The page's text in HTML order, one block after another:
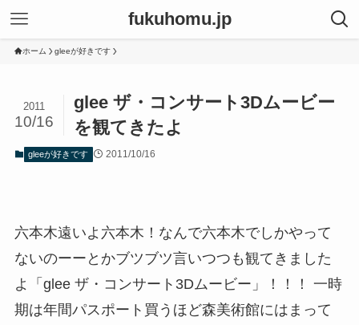
fukuhomu.jp
ホーム gleeが好きです
glee ザ・コンサート3Dムービー
を観てきたよ
2011
10/16
gleeが好きです 2011/10/16
六本木遠いよ六本木！なんで六本木でしかやって
ないのーーとかブツブツ言いつつも観てきました
よ「glee ザ・コンサート3Dムービー」！！！ 一時
期は年間パスポート買うほど森美術館にはまって